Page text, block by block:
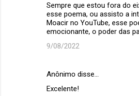
Sempre que estou fora do
esse poema, ou assisto a
Moacir no YouTube, esse
emocionante, o poder das
9/08/2022
Anônimo disse…
Excelente!